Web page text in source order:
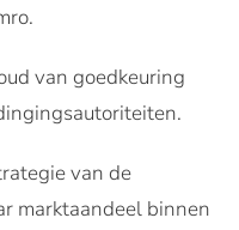
van goedkeuring
van de
marktaandeel binnen